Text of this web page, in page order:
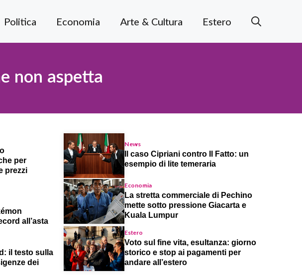
Politica Economia Arte & Cultura Estero
non aspetta
per
prezzi
all’asta
il testo sulla
dei
News
Il caso Cipriani contro Il Fatto: un
esempio di lite temeraria
Economia
La stretta commerciale di Pechino
mette sotto pressione Giacarta e
Kuala Lumpur
Estero
Voto sul fine vita, esultanza: giorno
storico e stop ai pagamenti per
andare all’estero